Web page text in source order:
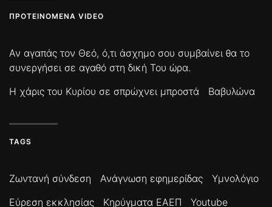
ΠΡΟΤΕΙΝΌΜΕΝΑ VIDEO
Αν αγαπάς τον Θεό, ό,τι άσχημο σου συμβαίνει θα το
συνεργήσει σε αγαθό στη δική Του ώρα.
Η χάρις του Κυρίου σε σπρώχνει μπροστά
Βαβυλώνα
TAGS
Ζωντανή σύνδεση Ανάγνωση εφημερίδας
Υμνολόγιο
Εύρεση εκκλησίας
Κηρύγματα ΕΑΕΠ
Youtube